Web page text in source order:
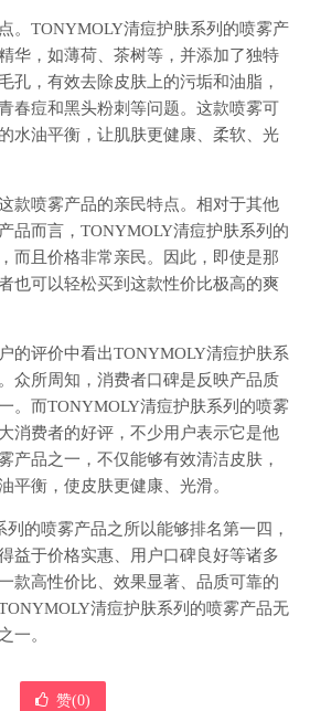
。TONYMOLY清痘护肤系列的喷雾产
华，如薄荷、茶树等，并添加了独特
孔，有效去除皮肤上的污垢和油脂，
春痘和黑头粉刺等问题。这款喷雾可
水油平衡，让肌肤更健康、柔软、光
款喷雾产品的亲民特点。相对于其他
品而言，TONYMOLY清痘护肤系列的
而且价格非常亲民。因此，即使是那
也可以轻松买到这款性价比极高的爽
的评价中看出TONYMOLY清痘护肤系
众所周知，消费者口碑是反映产品质
。而TONYMOLY清痘护肤系列的喷雾
消费者的好评，不少用户表示它是他
产品之一，不仅能够有效清洁皮肤，
平衡，使皮肤更健康、光滑。
的喷雾产品之所以能够排名第一四，
益于价格实惠、用户口碑良好等诸多
款高性价比、效果显著、品质可靠的
清痘护肤系列的喷雾产品无
一。
赞(0)